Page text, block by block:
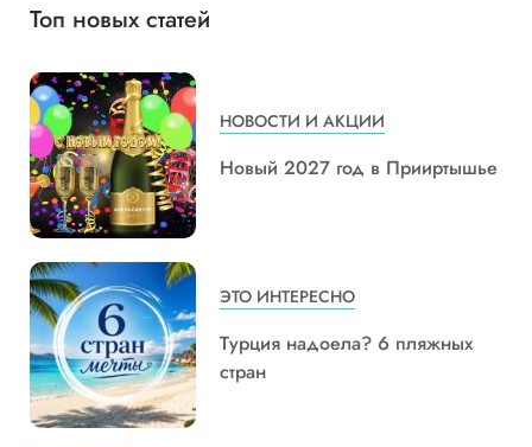
Топ новых статей
НОВОСТИ И АКЦИИ
Новый 2027 год в Прииртышье
ЭТО ИНТЕРЕСНО
Турция надоела? 6 пляжных
стран